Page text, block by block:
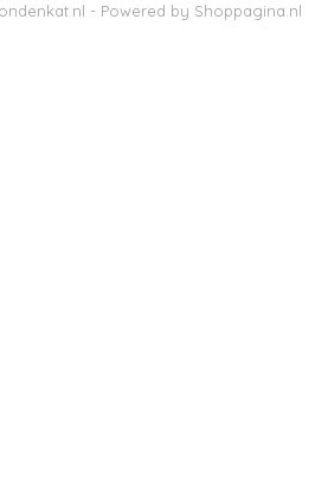
- Powered by Shoppagina.nl